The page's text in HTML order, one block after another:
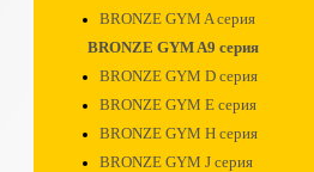
BRONZE GYM A серия
BRONZE GYM A9 серия
BRONZE GYM D серия
BRONZE GYM E серия
BRONZE GYM H серия
BRONZE GYM J серия